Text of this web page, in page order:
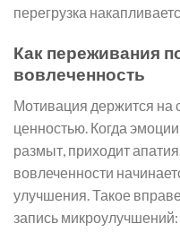
перегрузка
Как переживания
вовлеченность
Мотивация держится на
ценностью. Когда
размыт, приходит
вовлеченности
улучшения. Такое
запись